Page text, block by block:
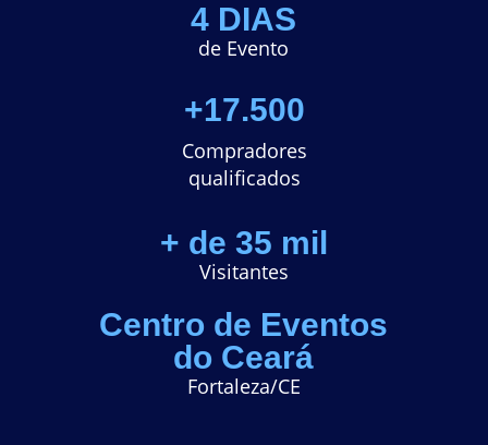
4 DIAS
de Evento
+17.500
Compradores
qualificados
+ de 35 mil
Visitantes
Centro de Eventos
do Ceará
Fortaleza/CE